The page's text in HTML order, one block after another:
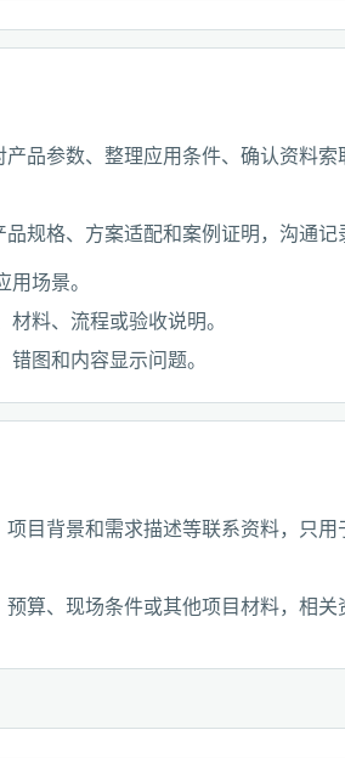
品参数、整理应用条件、确认资料
规格、方案适配和案例证明，沟通记
场景。
料、流程或验收说明。
图和内容显示问题。
目背景和需求描述等联系资料，只
算、现场条件或其他项目材料，相